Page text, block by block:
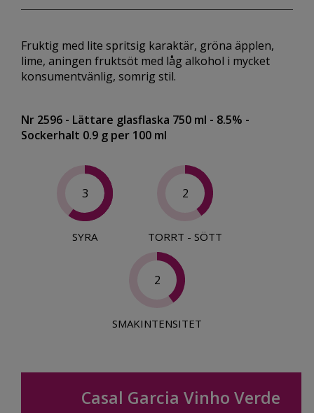
Fruktig med lite spritsig karaktär, gröna äpplen,
lime, aningen fruktsöt med låg alkohol i mycket
konsumentvänlig, somrig stil.
Nr 2596 - Lättare glasflaska 750 ml - 8.5% -
Sockerhalt 0.9 g per 100 ml
3
SYRA
2
TORRT - SÖTT
2
SMAKINTENSITET
Casal Garcia Vinho Verde